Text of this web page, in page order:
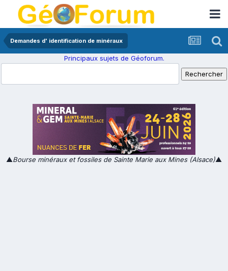
Demandes d' identification de minéraux
Principaux sujets de Géoforum.
▲Bourse minéraux et fossiles de Sainte Marie aux Mines (Alsace)▲